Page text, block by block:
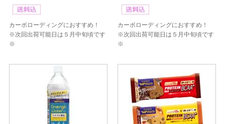
カーボローディングにおすすめ！
※次回出荷可能日は５月中旬頃です
※
カーボローディングにおすすめ！
※次回出荷可能日は５月中旬頃です
※